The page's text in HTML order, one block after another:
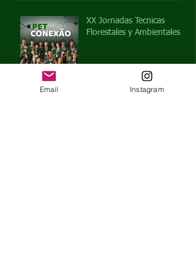
XX Jornadas Tecnicas
Florestales y Ambientales
Email Instagram